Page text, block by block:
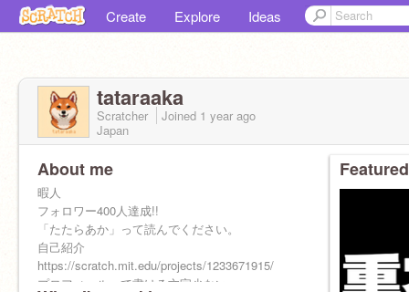
Create Explore Ideas
tataraaka
Scratcher Joined 1 year ago
Japan
About me
暇人
フォロワー400人達成!!
「たたらあか」って読んでください。
自己紹介
https://scratch.mit.edu/projects/1233671915/
プロフィールって書ける文字少ない